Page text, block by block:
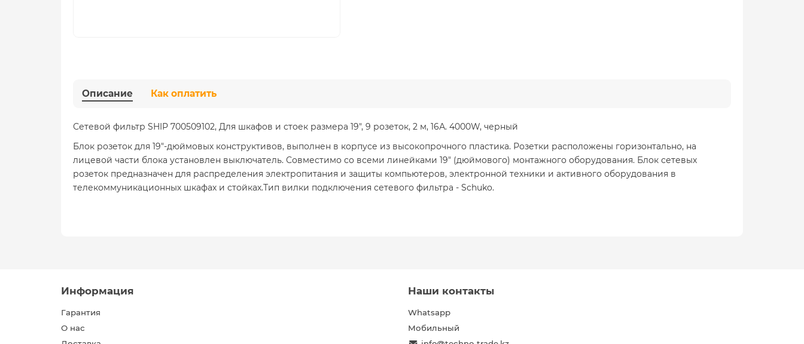
Описание Как оплатить
Сетевой фильтр SHIP 700509102, Для шкафов и стоек размера 19", 9 розеток, 2 м, 16А. 4000W, черный
Блок розеток для 19"-дюймовых конструктивов, выполнен в корпусе из высокопрочного пластика. Розетки расположены горизонтально, на
лицевой части блока установлен выключатель. Совместимо со всеми линейками 19" (дюймового) монтажного оборудования. Блок сетевых
розеток предназначен для распределения электропитания и защиты компьютеров, электронной техники и активного оборудования в
телекоммуникационных шкафах и стойках.Тип вилки подключения сетевого фильтра - Schuko.
Информация
Гарантия
О нас
Наши контакты
Whatsapp
Мобильный